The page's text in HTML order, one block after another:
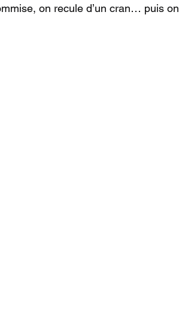
on recule d’un cran… puis on